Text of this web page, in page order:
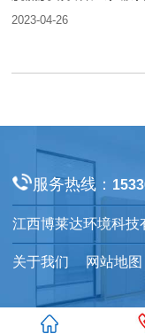
2023-04-26
服务热线：
江西博莱达环境科技
关于我们 网站地图